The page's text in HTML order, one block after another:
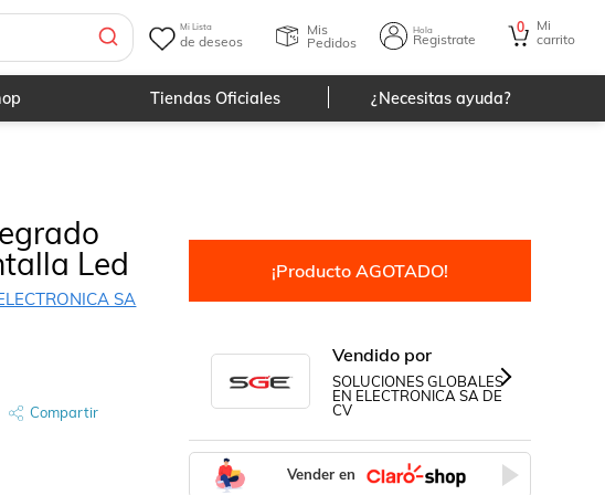
Mi Lista
de deseos
Mis
Pedidos
Hola
Registrate
0
Mi
carrito
Tiendas Oficiales ¿Necesitas ayuda?
Led
SA
Compartir
¡Producto AGOTADO!
Vendido por
SOLUCIONES GLOBALES
EN ELECTRONICA SA DE
CV
Vender en